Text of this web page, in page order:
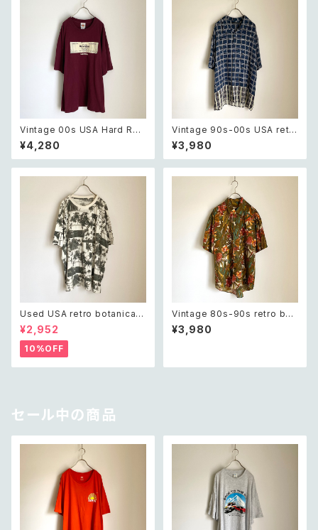
Vintage 00s USA Hard Roc
k CAFE Las Vegas burgund
y t shirt 2XL レトロ アメリカ
ヴィンテージ 古着 ハードロック
¥4,280
Vintage 90s-00s USA retr
o navy blue plaid pattern s
hirt レトロ アメリカ ヴィンテー
ジ 古着 ネイビー チェック柄 半
¥3,980
Used USA retro botanical
palm tree design Tshirt ユ
ーズド アメリカ 古着 ボタニカル
ヤシの木 デザイン Tシャツ ユニ
セックス
¥2,952
10%OFF
Vintage 80s-90s retro bot
anical design shirt レトロ ヴ
ィンテージ 古着 クラシカル ボタ
¥3,980
セール中の商品